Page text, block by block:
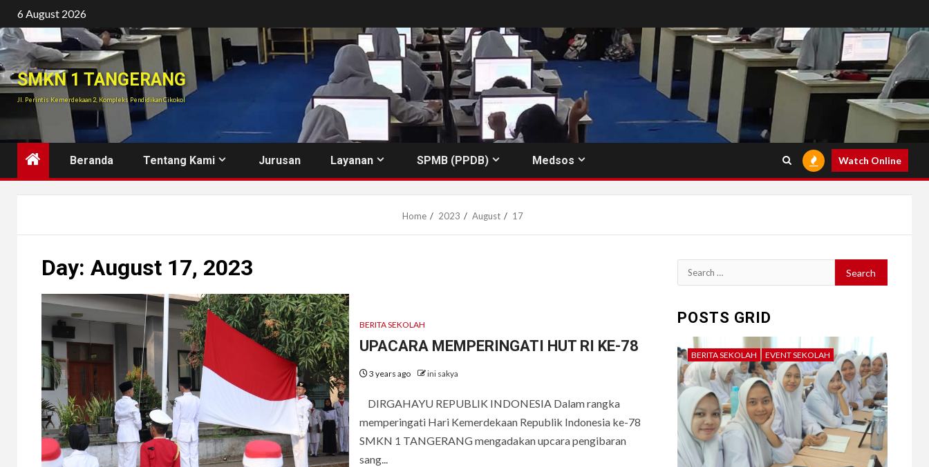
Skip
to
content
6 August 2026
SMKN 1 TANGERANG
Jl. Perintis Kemerdekaan 2, Kompleks Pendidikan Cikokol
Beranda Tentang Kami Jurusan Layanan SPMB (PPDB) Medsos Watch Online
Home 2023 August 17
Day: August 17, 2023
BERITA SEKOLAH
UPACARA MEMPERINGATI HUT RI KE-78
3 years ago ini sakya
DIRGAHAYU REPUBLIK INDONESIA Dalam rangka
memperingati Hari Kemerdekaan Republik Indonesia ke-78
SMKN 1 TANGERANG mengadakan upcara pengibaran
sang...
Search
for:
POSTS GRID
BERITA SEKOLAH EVENT SEKOLAH